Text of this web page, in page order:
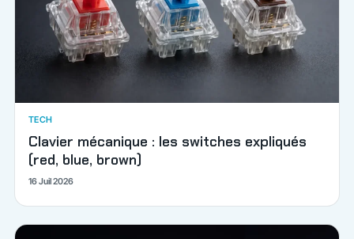
TECH
Clavier mécanique : les switches expliqués
(red, blue, brown)
16 Juil 2026